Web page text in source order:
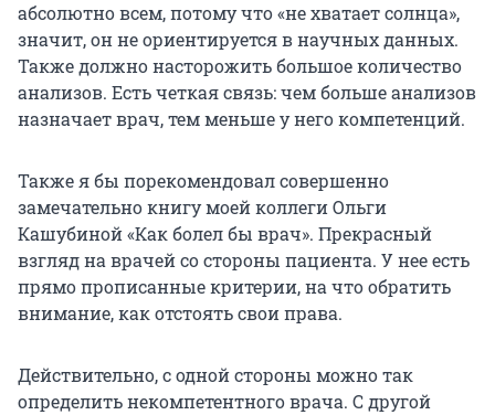
абсолютно всем, потому что «не хватает солнца»,
значит, он не ориентируется в научных данных.
Также должно насторожить большое количество
анализов. Есть четкая связь: чем больше анализов
назначает врач, тем меньше у него компетенций.
Также я бы порекомендовал совершенно
замечательно книгу моей коллеги Ольги
Кашубиной «Как болел бы врач». Прекрасный
взгляд на врачей со стороны пациента. У нее есть
прямо прописанные критерии, на что обратить
внимание, как отстоять свои права.
Действительно, с одной стороны можно так
определить некомпетентного врача. С другой